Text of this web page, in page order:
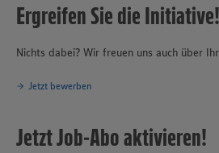
Ergreifen Sie die Initiative!
Nichts dabei? Wir freuen uns auch über
Jetzt bewerben
Jetzt Job-Abo aktivieren!